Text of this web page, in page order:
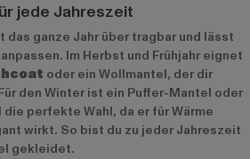
jede Jahreszeit
das ganze Jahr über tragbar und lässt
Im Herbst und Frühjahr eignet
oder ein Wollmantel, der dir
den Winter ist ein Puffer-Mantel oder
perfekte Wahl, da er für Wärme
wirkt. So bist du zu jeder Jahreszeit
gekleidet.